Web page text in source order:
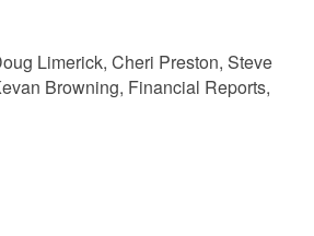
Limerick, Cheri Preston, Steve
Browning, Financial Reports,